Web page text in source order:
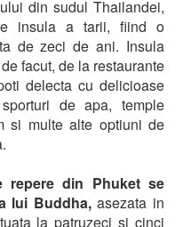
din sudul Thailandei,
insula a tarii, fiind o
de zeci de ani. Insula
facut, de la restaurante
delecta cu delicioase
de apa, temple
si multe alte optiuni de
repere din Phuket se
lui Buddha,asezata in
la patruzeci si cinci